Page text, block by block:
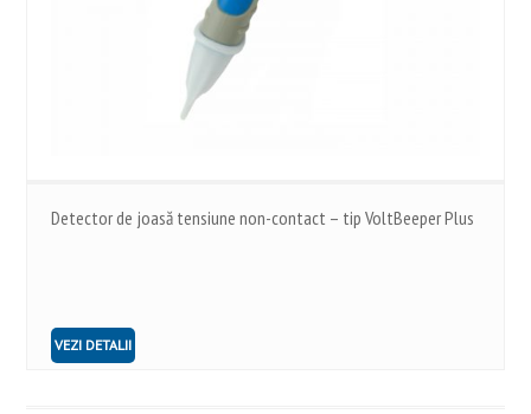
Detector de joasă tensiune non-contact – tip VoltBeeper Plus
VEZI DETALII